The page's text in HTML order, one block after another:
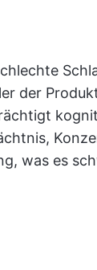
der
was es